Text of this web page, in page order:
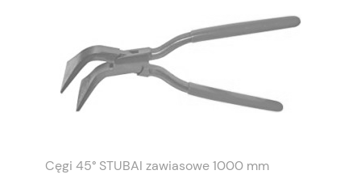
Cęgi 45° STUBAI zawiasowe 1000 mm